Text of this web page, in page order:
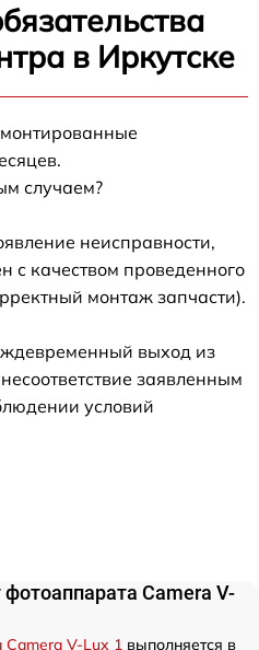
в Иркутске
случаем?
неисправности,
с качеством проведенного
монтаж запчасти).
выход из
заявленным
условий
Camera V-
Camera V-Lux 1 выполняется в